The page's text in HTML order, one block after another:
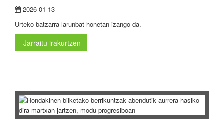
2026-01-13
Urteko batzarra larunbat honetan izango da.
Jarraitu irakurtzen